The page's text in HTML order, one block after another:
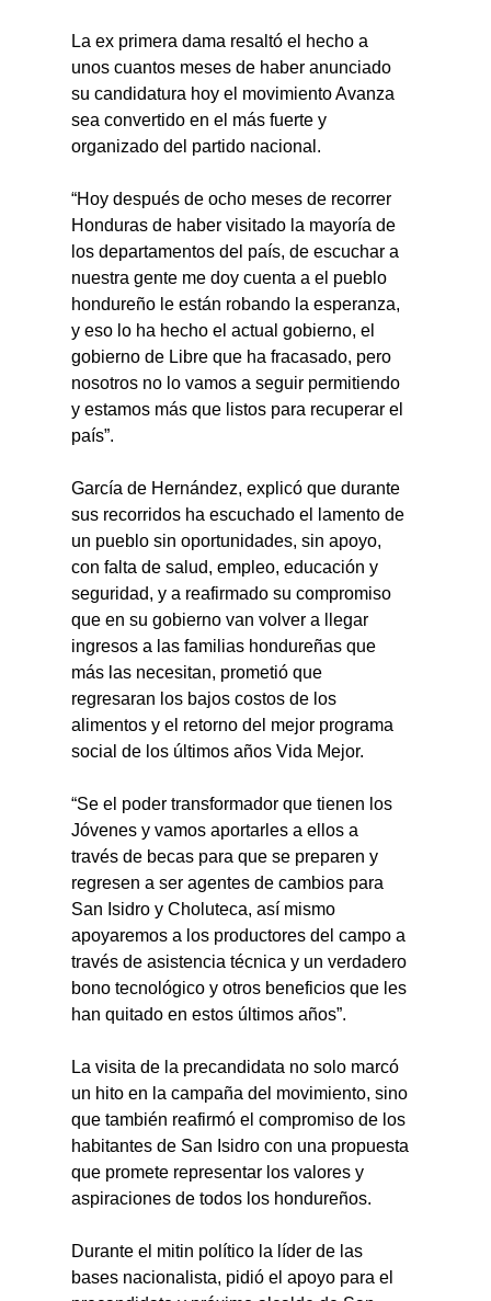
La ex primera dama resaltó el hecho a
unos cuantos meses de haber anunciado
su candidatura hoy el movimiento Avanza
sea convertido en el más fuerte y
organizado del partido nacional.
“Hoy después de ocho meses de recorrer
Honduras de haber visitado la mayoría de
los departamentos del país, de escuchar a
nuestra gente me doy cuenta a el pueblo
hondureño le están robando la esperanza,
y eso lo ha hecho el actual gobierno, el
gobierno de Libre que ha fracasado, pero
nosotros no lo vamos a seguir permitiendo
y estamos más que listos para recuperar el
país”.
García de Hernández, explicó que durante
sus recorridos ha escuchado el lamento de
un pueblo sin oportunidades, sin apoyo,
con falta de salud, empleo, educación y
seguridad, y a reafirmado su compromiso
que en su gobierno van volver a llegar
ingresos a las familias hondureñas que
más las necesitan, prometió que
regresaran los bajos costos de los
alimentos y el retorno del mejor programa
social de los últimos años Vida Mejor.
“Se el poder transformador que tienen los
Jóvenes y vamos aportarles a ellos a
través de becas para que se preparen y
regresen a ser agentes de cambios para
San Isidro y Choluteca, así mismo
apoyaremos a los productores del campo a
través de asistencia técnica y un verdadero
bono tecnológico y otros beneficios que les
han quitado en estos últimos años”.
La visita de la precandidata no solo marcó
un hito en la campaña del movimiento, sino
que también reafirmó el compromiso de los
habitantes de San Isidro con una propuesta
que promete representar los valores y
aspiraciones de todos los hondureños.
Durante el mitin político la líder de las
bases nacionalista, pidió el apoyo para el